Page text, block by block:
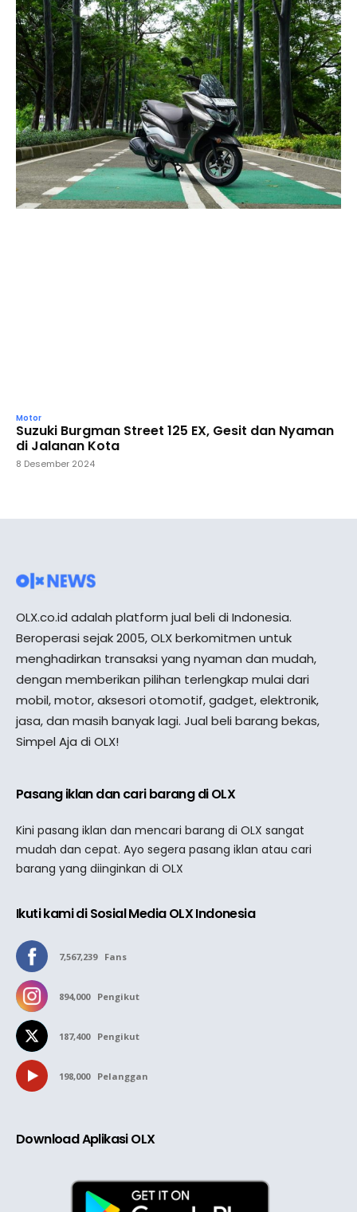
Motor
Suzuki Burgman Street 125 EX, Gesit dan Nyaman
di Jalanan Kota
8 Desember 2024
OLX.co.id adalah platform jual beli di Indonesia.
Beroperasi sejak 2005, OLX berkomitmen untuk
menghadirkan transaksi yang nyaman dan mudah,
dengan memberikan pilihan terlengkap mulai dari
mobil, motor, aksesori otomotif, gadget, elektronik,
jasa, dan masih banyak lagi. Jual beli barang bekas,
Simpel Aja di OLX!
Pasang iklan dan cari barang di OLX
Kini pasang iklan dan mencari barang di OLX sangat
mudah dan cepat. Ayo segera pasang iklan atau cari
barang yang diinginkan di OLX
Ikuti kami di Sosial Media OLX Indonesia
7,567,239 Fans
894,000 Pengikut
187,400 Pengikut
198,000 Pelanggan
Download Aplikasi OLX